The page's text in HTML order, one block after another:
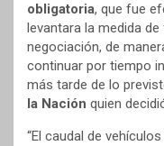
obligatoria, que fue
levantara la medida
negociación, de
continuar por tiempo
más tarde de lo
la Nación quien
“El caudal de